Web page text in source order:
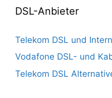
DSL-Anbieter
Telekom DSL und
Vodafone DSL- und
Telekom DSL